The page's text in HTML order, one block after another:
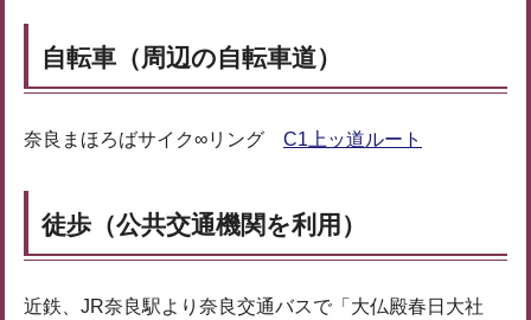
自転車（周辺の自転車道）
奈良まほろばサイク∞リング C1上ッ道ルート
徒歩（公共交通機関を利用）
近鉄、JR奈良駅より奈良交通バスで「大仏殿春日大社